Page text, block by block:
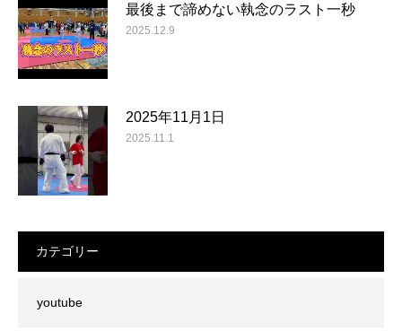
最後まで諦めない執念のラスト一秒
2025.12.9
2025年11月1日
2025.11.1
カテゴリー
youtube